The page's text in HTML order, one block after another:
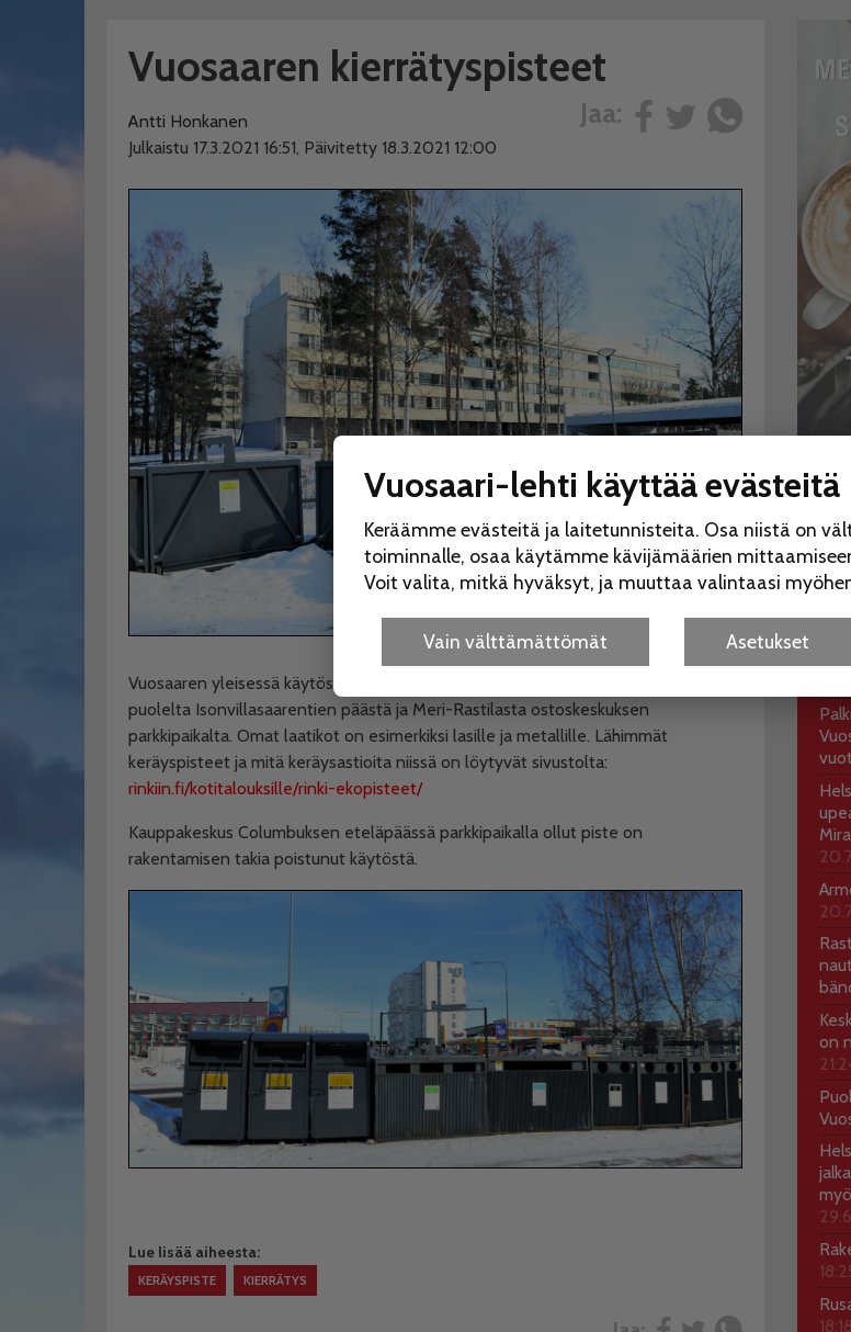
Vuosaaren kierrätyspisteet
Jaa:
Antti Honkanen
Julkaistu 17.3.2021 16:51, Päivitetty 18.3.2021 12:00
Vuosaaren yleisessä käytössä olevat kierrätyspisteet löytyvät vanhan Vuosaaren
puolelta Isonvillasaarentien päästä ja Meri-Rastilasta ostoskeskuksen
parkkipaikalta. Omat laatikot on esimerkiksi lasille ja metallille. Lähimmät
keräyspisteet ja mitä keräysastioita niissä on löytyvät sivustolta:
rinkiin.fi/kotitalouksille/rinki-ekopisteet/
Kauppakeskus Columbuksen eteläpäässä parkkipaikalla ollut piste on
rakentamisen takia poistunut käytöstä.
Lue lisää aiheesta:
KERÄYSPISTE KIERRÄTYS
on
18:18
Vuosaari-lehti käyttää evästeitä
Keräämme evästeitä ja laitetunnisteita. Osa niistä on
toiminnalle, osaa käytämme kävijämäärien
Voit valita, mitkä hyväksyt, ja muuttaa valintaasi
Vain välttämättömät Asetukset